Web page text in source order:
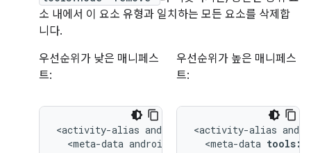
소 내에서 이 요소 유형과 일치하는 모든 요소를 삭제합
니다.
우선순위가 낮은 매니페스
트:
<activity-alias
<meta-data
우선순위가 높은 매니페스
트:
<activity-alias
<meta-data